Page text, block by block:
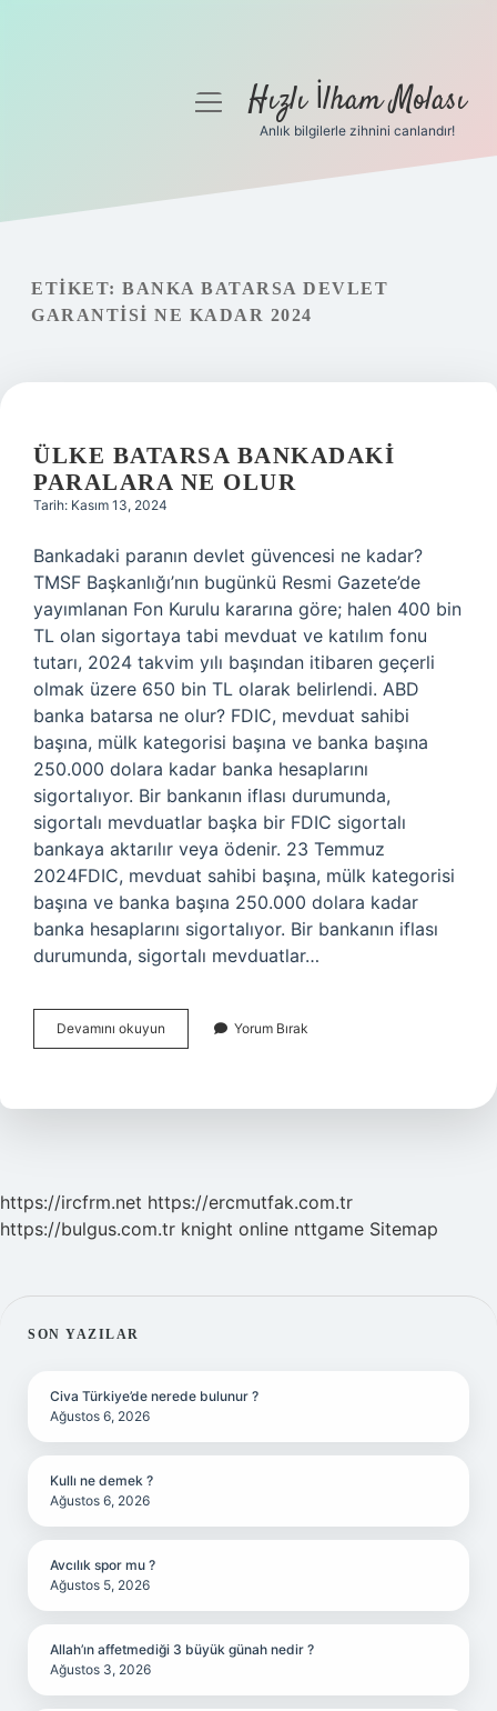
Gizlilik Politikası
Hakkımızda
menüyüHızlı İlham Molası
Anlık bilgilerle zihnini canlandır!
ETIKET: BANKA BATARSA DEVLET
GARANTISI NE KADAR 2024
ÜLKE BATARSA BANKADAKI
PARALARA NE OLUR
Tarih: Kasım 13, 2024
Bankadaki paranın devlet güvencesi ne kadar?
TMSF Başkanlığı’nın bugünkü Resmi Gazete’de
yayımlanan Fon Kurulu kararına göre; halen 400 bin
TL olan sigortaya tabi mevduat ve katılım fonu
tutarı, 2024 takvim yılı başından itibaren geçerli
olmak üzere 650 bin TL olarak belirlendi. ABD
banka batarsa ne olur? FDIC, mevduat sahibi
başına, mülk kategorisi başına ve banka başına
250.000 dolara kadar banka hesaplarını
sigortalıyor. Bir bankanın iflası durumunda,
sigortalı mevduatlar başka bir FDIC sigortalı
bankaya aktarılır veya ödenir. 23 Temmuz
2024FDIC, mevduat sahibi başına, mülk kategorisi
başına ve banka başına 250.000 dolara kadar
banka hesaplarını sigortalıyor. Bir bankanın iflası
durumunda, sigortalı mevduatlar…
Devamını okuyun
Batarsa
Ne
Yorum Bırak
https://ircfrm.net https://ercmutfak.com.tr
https://bulgus.com.tr knight online nttgame Sitemap
SIDEBAR
SON YAZILAR
Civa Türkiye’de nerede bulunur ?
Ağustos 6, 2026
Kullı ne demek ?
Ağustos 6, 2026
Avcılık spor mu ?
Ağustos 5, 2026
Allah’ın affetmediği 3 büyük günah nedir ?
Ağustos 3, 2026